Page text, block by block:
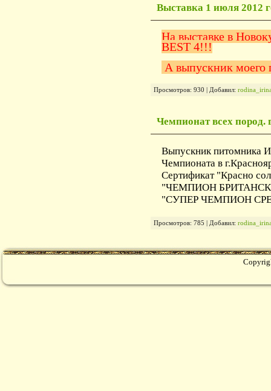
Выставка 1 июля 2012
На выставке в
BEST 4!!!
А выпускник
Просмотров: 930 | Добавил:
Чемпионат всех пород.
Выпускник питомника
Чемпионата в
Сертификат "Красно
"ЧЕМПИОН
"СУПЕР ЧЕМПИОН
Просмотров: 785 | Добавил: